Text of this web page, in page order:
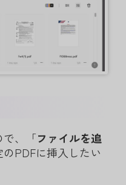
、「ファイルを追
PDFに挿入したい